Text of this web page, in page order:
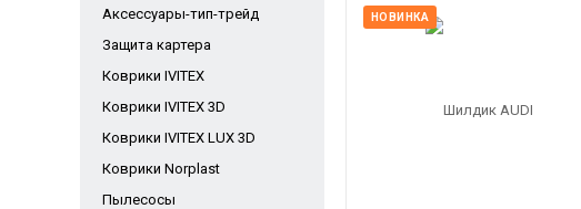
Аксессуары-тип-трейд
Защита картера
Коврики IVITEX
Коврики IVITEX 3D
Коврики IVITEX LUX 3D
Коврики Norplast
Пылесосы
НОВИНКА